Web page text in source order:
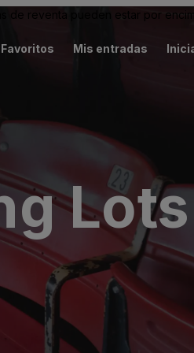
de reventa pueden estar por
Favoritos Mis entradas
Lots